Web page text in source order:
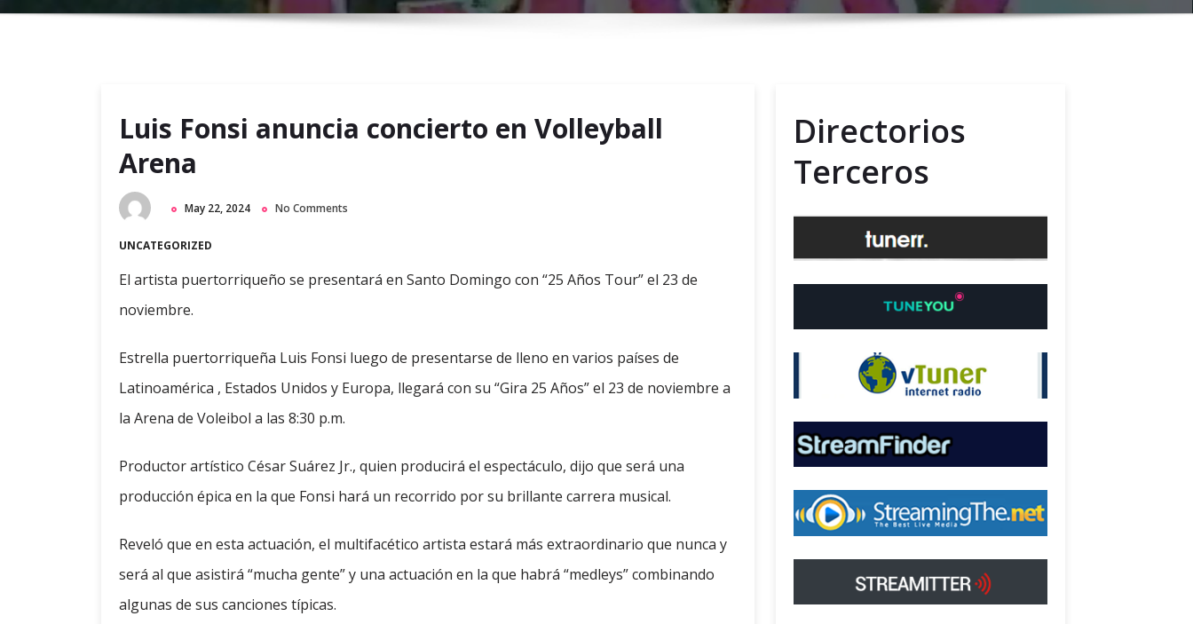
r
n
u
Luis Fonsi anuncia concierto en Volleyball
Arena
May 22, 2024 No Comments
UNCATEGORIZED
El artista puertorriqueño se presentará en Santo Domingo con “25 Años Tour” el 23 de
noviembre.
Estrella puertorriqueña Luis Fonsi luego de presentarse de lleno en varios países de
Latinoamérica , Estados Unidos y Europa, llegará con su “Gira 25 Años” el 23 de noviembre a
la Arena de Voleibol a las 8:30 p.m.
Productor artístico César Suárez Jr., quien producirá el espectáculo, dijo que será una
producción épica en la que Fonsi hará un recorrido por su brillante carrera musical.
Reveló que en esta actuación, el multifacético artista estará más extraordinario que nunca y
será al que asistirá “mucha gente” y una actuación en la que habrá “medleys” combinando
algunas de sus canciones típicas.
Directorios
Terceros